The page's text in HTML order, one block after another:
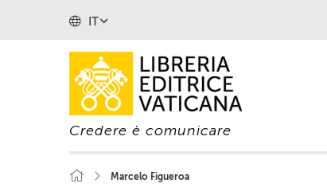
IT
Credere è comunicare
Marcelo Figueroa